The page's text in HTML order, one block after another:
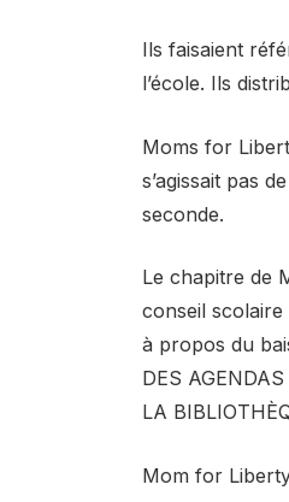
Ils faisaient
l’école. Ils
Moms for
s’agissait pas
seconde.
Le chapitre de
conseil scolaire
à propos du
DES
LA
Mom for